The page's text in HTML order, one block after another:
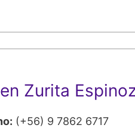
Zurita
(+56) 9 7862 6717